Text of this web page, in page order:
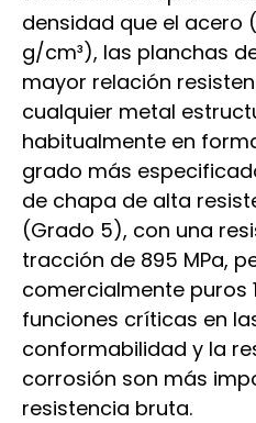
densidad que el acero
g/cm³), las planchas
mayor relación
cualquier metal
habitualmente en
grado más
de chapa de alta
(Grado 5), con una
tracción de 895 MPa,
comercialmente puros
funciones críticas en
conformabilidad y la
corrosión son más
resistencia bruta.